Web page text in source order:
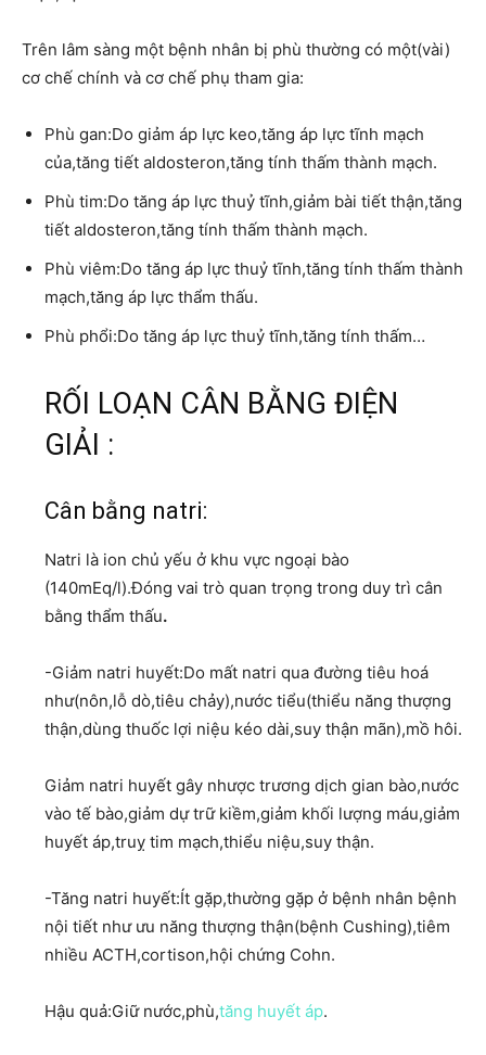
Trên lâm sàng một bệnh nhân bị phù thường có một(vài)
cơ chế chính và cơ chế phụ tham gia:
Phù gan:Do giảm áp lực keo,tăng áp lực tĩnh mạch
của,tăng tiết aldosteron,tăng tính thấm thành mạch.
Phù tim:Do tăng áp lực thuỷ tĩnh,giảm bài tiết thận,tăng
tiết aldosteron,tăng tính thấm thành mạch.
Phù viêm:Do tăng áp lực thuỷ tĩnh,tăng tính thấm thành
mạch,tăng áp lực thẩm thấu.
Phù phổi:Do tăng áp lực thuỷ tĩnh,tăng tính thấm…
RỐI LOẠN CÂN BẰNG ĐIỆN
GIẢI :
Cân bằng natri:
Natri là ion chủ yếu ở khu vực ngoại bào
(140mEq/l).Đóng vai trò quan trọng trong duy trì cân
bằng thẩm thấu.
-Giảm natri huyết:Do mất natri qua đường tiêu hoá
như(nôn,lỗ dò,tiêu chảy),nước tiểu(thiểu năng thượng
thận,dùng thuốc lợi niệu kéo dài,suy thận mãn),mồ hôi.
Giảm natri huyết gây nhược trương dịch gian bào,nước
vào tế bào,giảm dự trữ kiềm,giảm khối lượng máu,giảm
huyết áp,truỵ tim mạch,thiểu niệu,suy thận.
-Tăng natri huyết:Ít gặp,thường gặp ở bệnh nhân bệnh
nội tiết như ưu năng thượng thận(bệnh Cushing),tiêm
nhiều ACTH,cortison,hội chứng Cohn.
Hậu quả:Giữ nước,phù,tăng huyết áp.